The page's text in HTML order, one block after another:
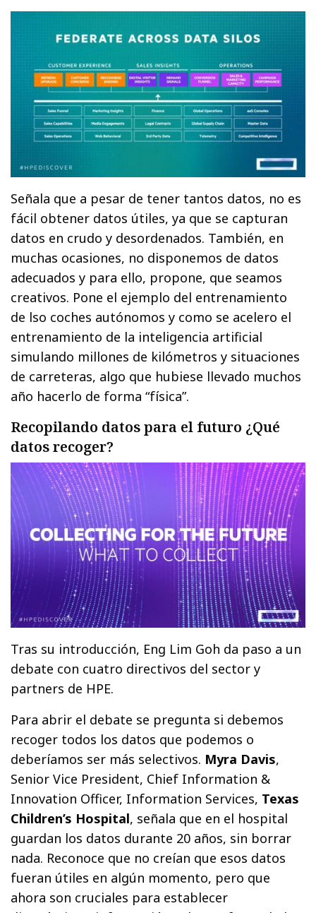
Señala que a pesar de tener tantos datos, no es
fácil obtener datos útiles, ya que se capturan
datos en crudo y desordenados. También, en
muchas ocasiones, no disponemos de datos
adecuados y para ello, propone, que seamos
creativos. Pone el ejemplo del entrenamiento
de lso coches autónomos y como se acelero el
entrenamiento de la inteligencia artificial
simulando millones de kilómetros y situaciones
de carreteras, algo que hubiese llevado muchos
año hacerlo de forma “física”.
Recopilando datos para el futuro ¿Qué
datos recoger?
Tras su introducción, Eng Lim Goh da paso a un
debate con cuatro directivos del sector y
partners de HPE.
Para abrir el debate se pregunta si debemos
recoger todos los datos que podemos o
deberíamos ser más selectivos. Myra Davis,
Senior Vice President, Chief Information &
Innovation Officer, Information Services, Texas
Children’s Hospital, señala que en el hospital
guardan los datos durante 20 años, sin borrar
nada. Reconoce que no creían que esos datos
fueran útiles en algún momento, pero que
ahora son cruciales para establecer